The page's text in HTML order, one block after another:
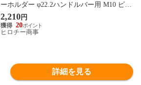
ーホルダー φ22.2ハンドルバー用 M10 ピッ
チ1.25サイズ シルバー
2,210円
20
ヒロチー商事
詳細を見る